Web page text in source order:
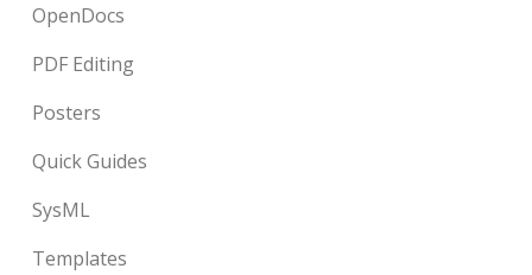
OpenDocs
PDF Editing
Posters
Quick Guides
SysML
Templates